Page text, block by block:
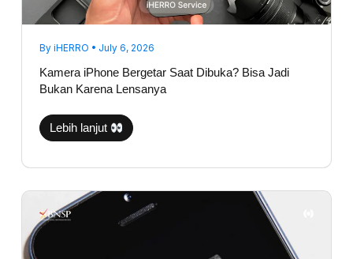
By iHERRO • July 6, 2026
Kamera iPhone Bergetar Saat Dibuka? Bisa Jadi
Bukan Karena Lensanya
Lebih lanjut
Semua
Baterai